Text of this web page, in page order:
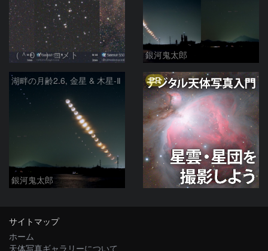
（＾０＾）コメト 銀河鬼太郎
湖畔の月齢2.6, 金星 & 木星-Ⅱ
銀河鬼太郎
PR
サイトマップ
ホーム
天体写真ギャラリーについて